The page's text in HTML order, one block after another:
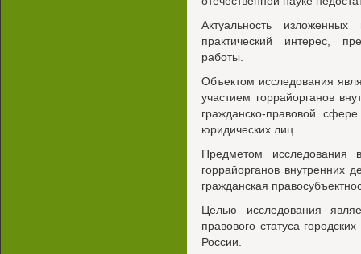
Актуальность
практический интерес,
работы.
Объектом исследования
участием горрайорганов
гражданско-правовой
юридических лиц.
Предметом исследования
горрайорганов внутренних
гражданская
Целью исследования
правового статуса
России.